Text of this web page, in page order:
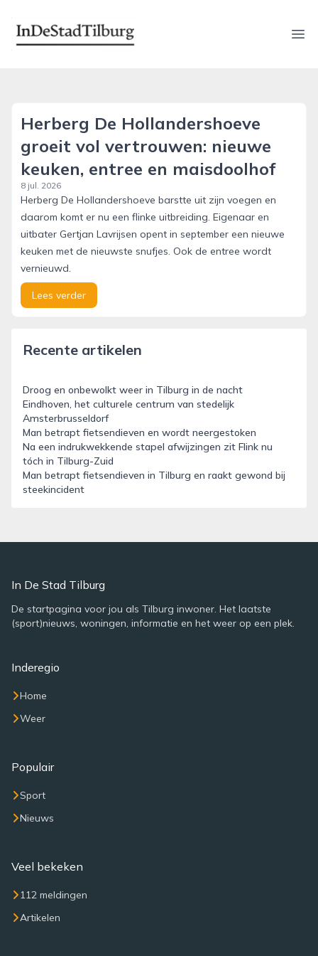
indestadtilburg.nl
Herberg De Hollandershoeve
groeit vol vertrouwen: nieuwe
keuken, entree en maisdoolhof
8 jul. 2026
Herberg De Hollandershoeve barstte uit zijn voegen en
daarom komt er nu een flinke uitbreiding. Eigenaar en
uitbater Gertjan Lavrijsen opent in september een nieuwe
keuken met de nieuwste snufjes. Ook de entree wordt
vernieuwd.
Lees verder
Recente artikelen
Droog en onbewolkt weer in Tilburg in de nacht
Eindhoven, het culturele centrum van stedelijk
Amsterbrusseldorf
Man betrapt fietsendieven en wordt neergestoken
Na een indrukwekkende stapel afwijzingen zit Flink nu
tóch in Tilburg-Zuid
Man betrapt fietsendieven in Tilburg en raakt gewond bij
steekincident
In De Stad Tilburg
De startpagina voor jou als Tilburg inwoner. Het laatste
(sport)nieuws, woningen, informatie en het weer op een plek.
Inderegio
Home
Weer
Populair
Sport
Nieuws
Veel bekeken
112 meldingen
Artikelen